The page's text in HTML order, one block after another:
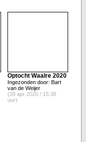
Optocht Waalre 2020
Ingezonden door: Bart
van de Weijer
(28 apr 2020 / 15:38
uur)